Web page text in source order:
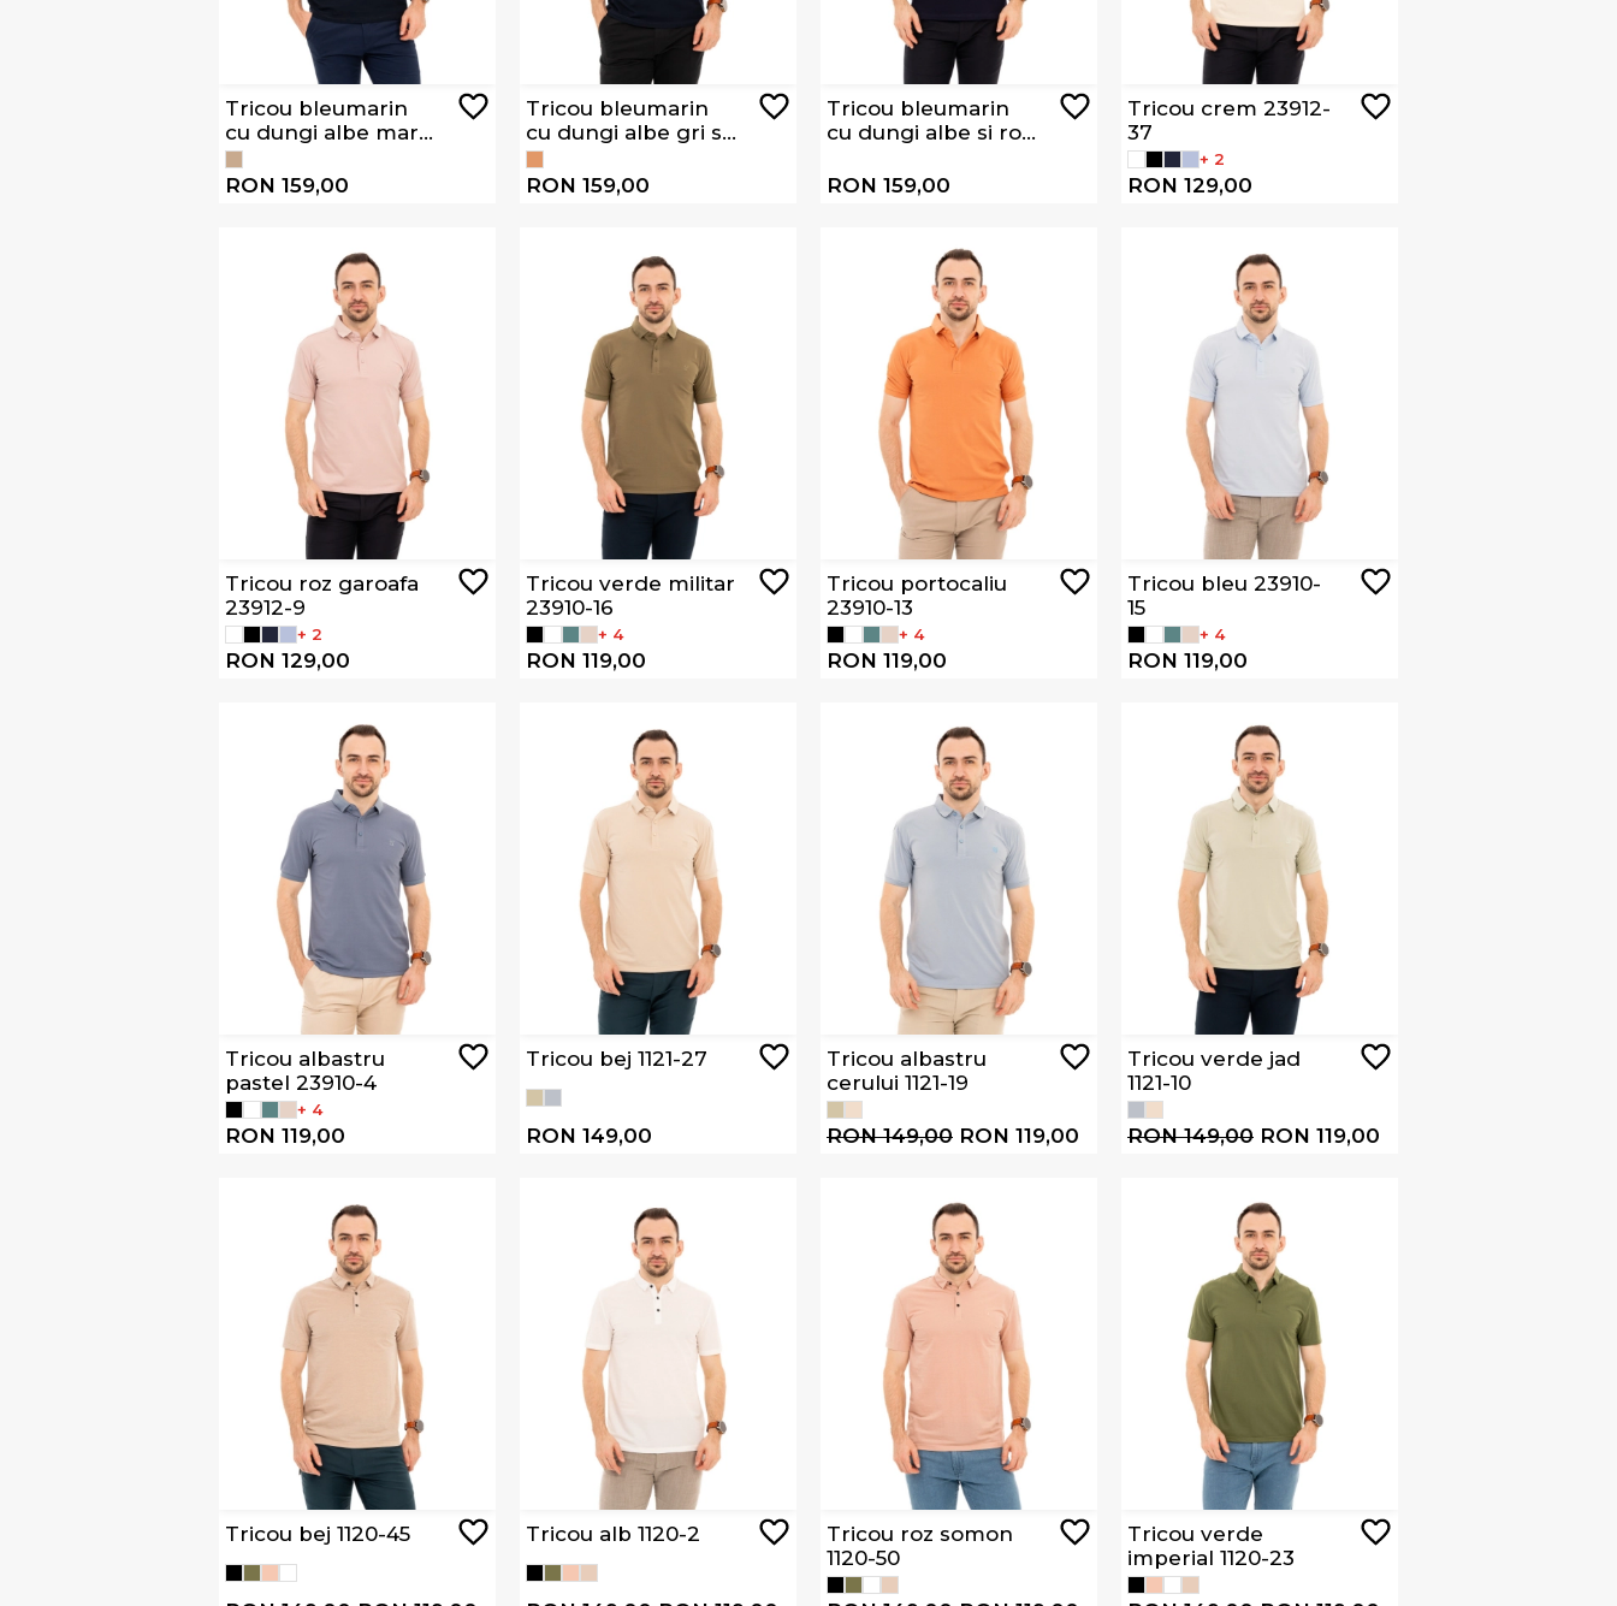
Tricou bleumarin
cu dungi albe maro
si gri WJ002S
BROWN
RON 159,00
Tricou bleumarin
cu dungi albe gri si
verzi WJ002S
GREEN
RON 159,00
Tricou bleumarin
cu dungi albe si roz
RON 159,00
Tricou crem 23912-
37
+ 2
RON 129,00
Tricou roz garoafa
23912-9
+ 2
RON 129,00
Tricou verde militar
23910-16
+ 4
RON 119,00
Tricou portocaliu
23910-13
+ 4
RON 119,00
Tricou bleu 23910-
15
+ 4
RON 119,00
Tricou albastru
pastel 23910-4
+ 4
RON 119,00
Tricou bej 1121-27
RON 149,00
Tricou albastru
cerului 1121-19
RON 149,00 RON 119,00
Tricou verde jad
1121-10
RON 149,00 RON 119,00
Tricou bej 1120-45 Tricou alb 1120-2
Tricou roz somon
1120-50
Tricou verde
imperial 1120-23